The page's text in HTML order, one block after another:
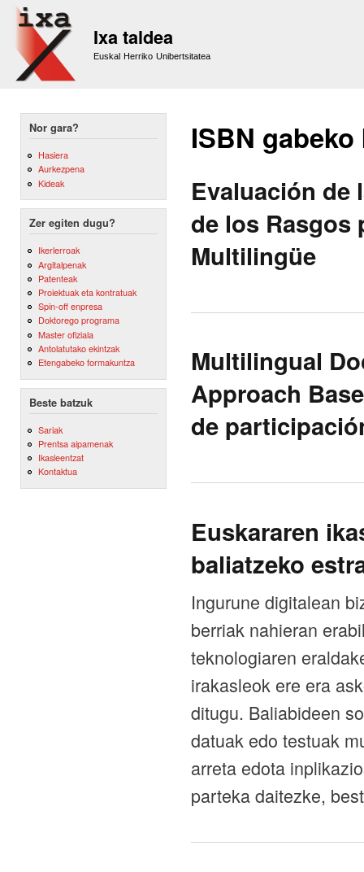
Ixa taldea
Euskal Herriko Unibertsitatea
Nor gara?
Hasiera
Aurkezpena
Kideak
Zer egiten dugu?
Ikerlerroak
Argitalpenak
Patenteak
Proiektuak eta kontratuak
Spin-off enpresa
Doktorego programa
Master ofiziala
Antolatutako ekintzak
Etengabeko formakuntza
Beste batzuk
Sariak
Prentsa aipamenak
Ikasleentzat
Kontaktua
ISBN
Evaluación de
de los Rasgos
Multilingüe
Multilingual
Approach
de
Euskararen
baliatzeko
Ingurune digitalean
berriak nahieran
teknologiaren
irakasleok ere era
ditugu. Baliabideen
datuak edo testuak
arreta edota
parteka daitezke,